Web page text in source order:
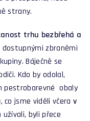
strany.
trhu bezbřehá a
zbraněmi
Báječně se
Kdo by odolal,
pestrobarevné obaly
co jsme viděli včera v
byli přece